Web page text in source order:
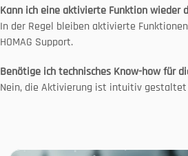
Kann ich eine aktivierte Funktion wieder
In der Regel bleiben aktivierte
HOMAG Support.
Benötige ich technisches Know-how für
Nein, die Aktivierung ist intuitiv